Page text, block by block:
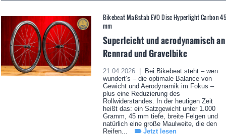
Bikebeat Maßstab EVO Disc Hyperlight Carbon
mm
Superleicht und aerodynamisch an
Rennrad und Gravelbike
21.04.2026 |
Bei Bikebeat steht – wen
wundert’s – die optimale Balance von
Gewicht und Aerodynamik im Fokus –
plus eine Reduzierung des
Rollwiderstandes. In der heutigen Zeit
heißt das: ein Satzgewicht unter 1.000
Gramm, 45 mm tiefe, breite Felgen und
natürlich eine große Maulweite, die den
Reifen...
Jetzt lesen